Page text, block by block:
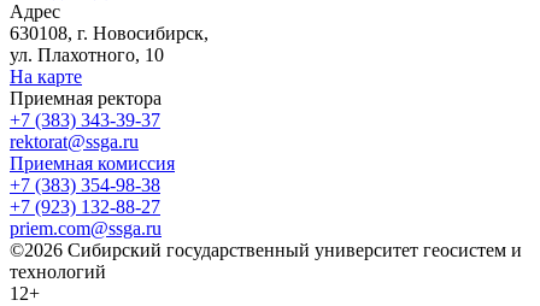
Адрес
630108, г. Новосибирск,
ул. Плахотного, 10
На карте
Приемная ректора
+7 (383) 343-39-37
rektorat@ssga.ru
Приемная комиссия
+7 (383) 354-98-38
+7 (923) 132-88-27
priem.com@ssga.ru
©2026 Сибирский государственный университет геосистем и
технологий
12+